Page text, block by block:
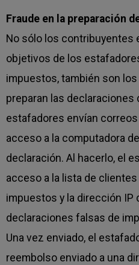
Fraude en la preparación
No sólo los
objetivos de los
impuestos, también son
preparan las declaraciones
estafadores envían
acceso a la computadora
declaración. Al hacerlo, el
acceso a la lista de
impuestos y la dirección IP
declaraciones falsas de
Una vez enviado, el
reembolso enviado a una